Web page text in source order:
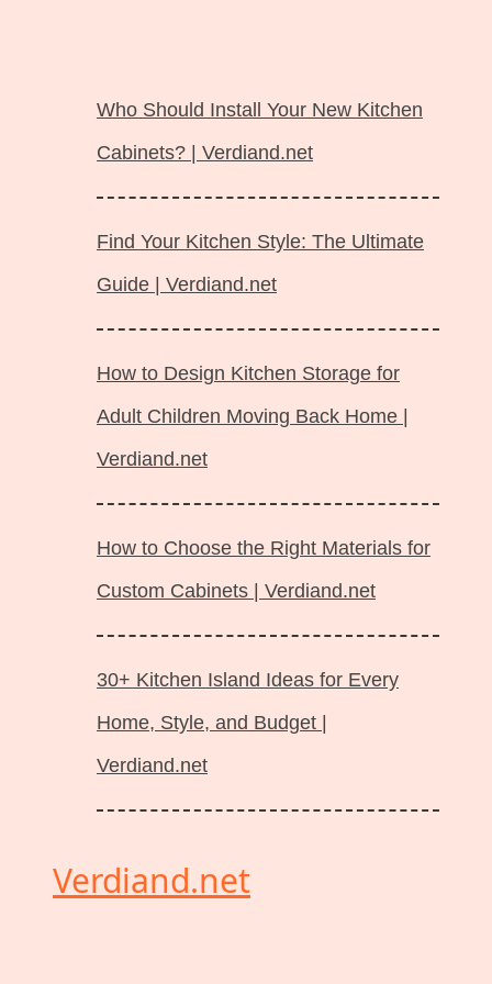
Who Should Install Your New Kitchen
Cabinets? | Verdiand.net
Find Your Kitchen Style: The Ultimate
Guide | Verdiand.net
How to Design Kitchen Storage for
Adult Children Moving Back Home |
Verdiand.net
How to Choose the Right Materials for
Custom Cabinets | Verdiand.net
30+ Kitchen Island Ideas for Every
Home, Style, and Budget |
Verdiand.net
Verdiand.net